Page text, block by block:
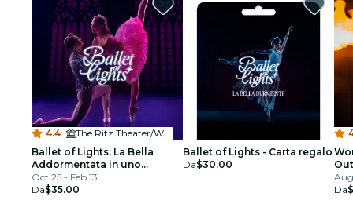
4.4 ·
The Ritz Theater/Wayne Densch Performing Arts Center
Ballet of Lights: La Bella
Addormentata in uno
spettacolo scintillante
Oct 25 - Feb 13
Da$35.00
Ballet of Lights - Carta regalo
Da$30.00
Da